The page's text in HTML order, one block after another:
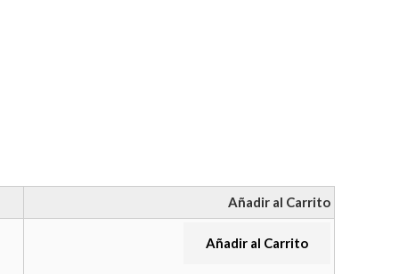
Añadir al Carrito
Añadir al Carrito